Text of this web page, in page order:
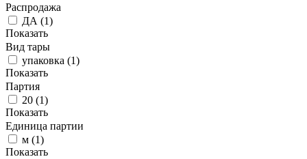
Распродажа
ДА (1)
Показать
Вид тары
упаковка (1)
Показать
Партия
20 (1)
Показать
Единица партии
м (1)
Показать